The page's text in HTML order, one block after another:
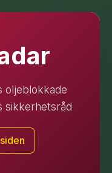
oljeblokkade
sikkerhetsråd